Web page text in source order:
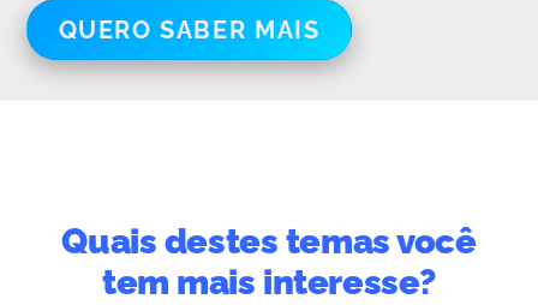
QUERO SABER MAIS
Quais destes temas você
tem mais interesse?